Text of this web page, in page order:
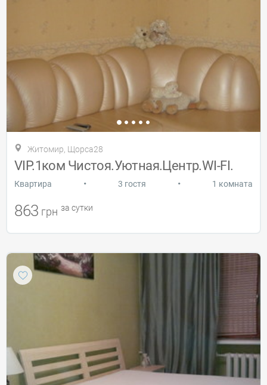
Житомир, Щорса28
VIP.1ком Чистоя.Уютная.Центр.WI-FI.
Квартира • 3 гостя • 1 комната
863 грн за сутки